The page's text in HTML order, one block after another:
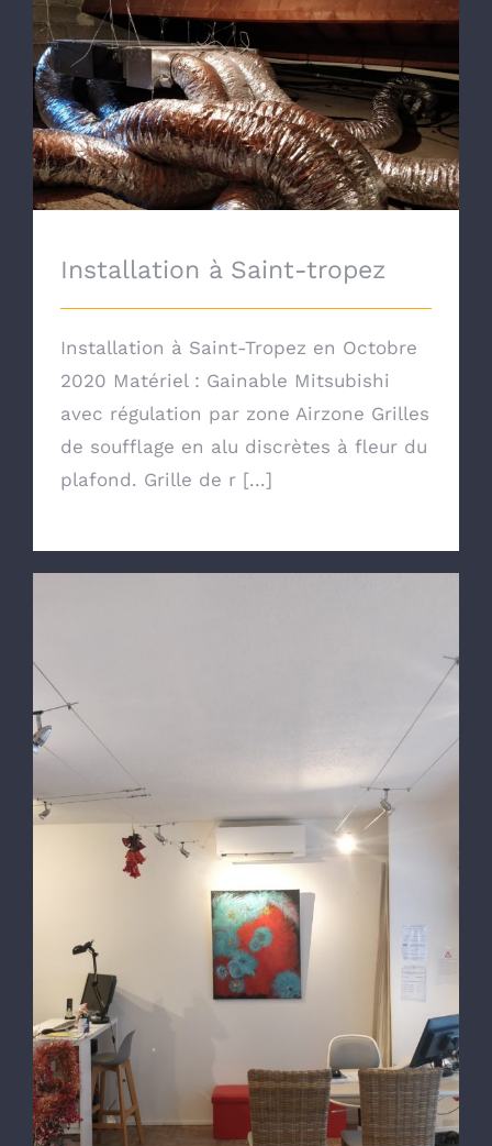
Installation à Saint-tropez
Installation à Saint-tropez
Installation à Saint-Tropez en Octobre
2020 Matériel : Gainable Mitsubishi
avec régulation par zone Airzone Grilles
de soufflage en alu discrètes à fleur du
plafond. Grille de r [...]
Installation au LAVANDOU